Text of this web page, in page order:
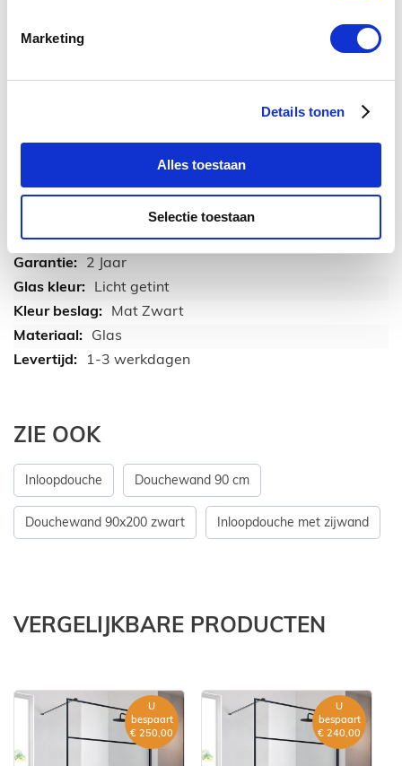
Marketing
Details tonen
Alles toestaan
Selectie toestaan
TECHNISCHE INFORMATIE
Aqua Black
90x200 cm
8 mm
2 Jaar
Licht getint
Mat Zwart
Glas
1-3 werkdagen
ZIE OOK
Inloopdouche Douchewand 90 cm
Douchewand 90x200 zwart Inloopdouche met zijwand
VERGELIJKBARE PRODUCTEN
U
bespaart
€ 250,00
U
bespaart
€ 240,00